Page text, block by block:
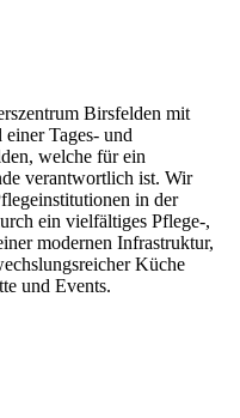
Birsfelden mit
Tages- und
welche für ein
verantwortlich ist. Wir
in der
ein vielfältiges Pflege-,
modernen Infrastruktur,
Küche
und Events.